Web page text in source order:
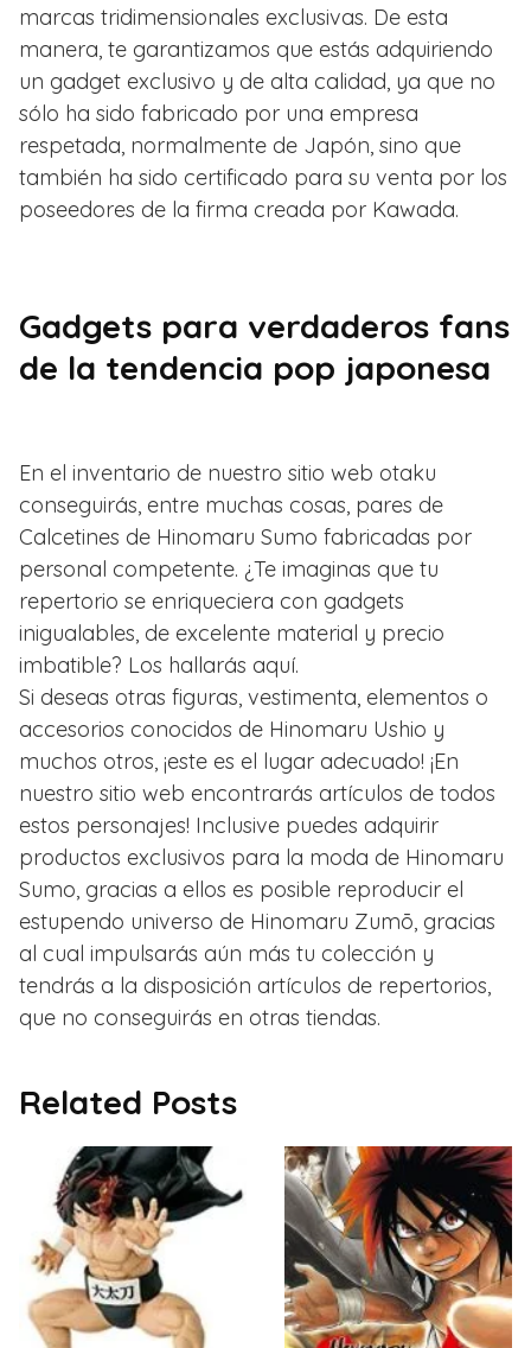
marcas tridimensionales exclusivas. De esta
manera, te garantizamos que estás adquiriendo
un gadget exclusivo y de alta calidad, ya que no
sólo ha sido fabricado por una empresa
respetada, normalmente de Japón, sino que
también ha sido certificado para su venta por los
poseedores de la firma creada por Kawada.
Gadgets para verdaderos fans
de la tendencia pop japonesa
En el inventario de nuestro sitio web otaku
conseguirás, entre muchas cosas, pares de
Calcetines de Hinomaru Sumo fabricadas por
personal competente. ¿Te imaginas que tu
repertorio se enriqueciera con gadgets
inigualables, de excelente material y precio
imbatible? Los hallarás aquí.
Si deseas otras figuras, vestimenta, elementos o
accesorios conocidos de Hinomaru Ushio y
muchos otros, ¡este es el lugar adecuado! ¡En
nuestro sitio web encontrarás artículos de todos
estos personajes! Inclusive puedes adquirir
productos exclusivos para la moda de Hinomaru
Sumo, gracias a ellos es posible reproducir el
estupendo universo de Hinomaru Zumō, gracias
al cual impulsarás aún más tu colección y
tendrás a la disposición artículos de repertorios,
que no conseguirás en otras tiendas.
Related Posts